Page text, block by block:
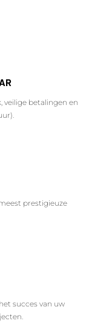
veilige betalingen en
prestigieuze
succes van uw